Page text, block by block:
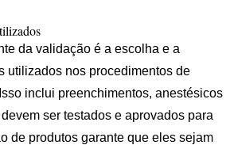
da validação é a escolha e a
utilizados nos procedimentos de
inclui preenchimentos, anestésicos
ser testados e aprovados para
de produtos garante que eles sejam